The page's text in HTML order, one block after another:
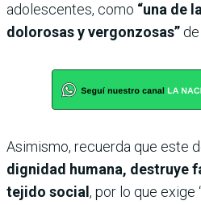
adolescentes, como “una de
dolorosas y vergonzosas”
Asimismo, recuerda que este
dignidad humana, destruye
tejido social , por lo que exige